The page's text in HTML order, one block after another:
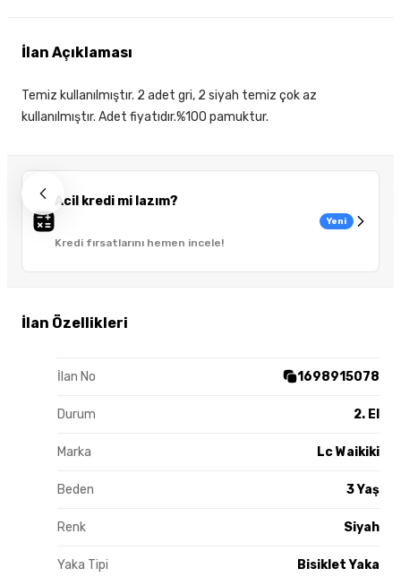
Acil kredi mi lazım?
Kredi fırsatlarını hemen incele!
Yeni
İlan Özellikleri
İlan No 1698915078
Durum 2. El
Marka Lc Waikiki
Beden 3 Yaş
Renk Siyah
Yaka Tipi Bisiklet Yaka
İlan Açıklaması
Temiz kullanılmıştır. 2 adet gri, 2 siyah temiz çok az
kullanılmıştır. Adet fiyatıdır.%100 pamuktur.